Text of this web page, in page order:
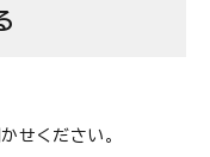
せください。